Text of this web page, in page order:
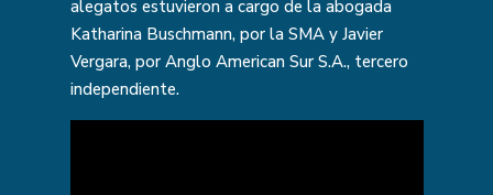
alegatos estuvieron a cargo de la abogada
Katharina Buschmann, por la SMA y Javier
Vergara, por Anglo American Sur S.A., tercero
independiente.